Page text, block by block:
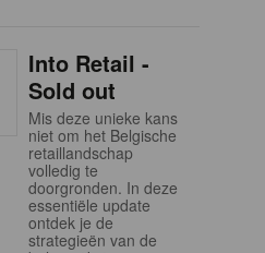
Into Retail -
Sold out
Mis deze unieke kans
niet om het Belgische
retaillandschap
volledig te
doorgronden. In deze
essentiële update
ontdek je de
strategieën van de